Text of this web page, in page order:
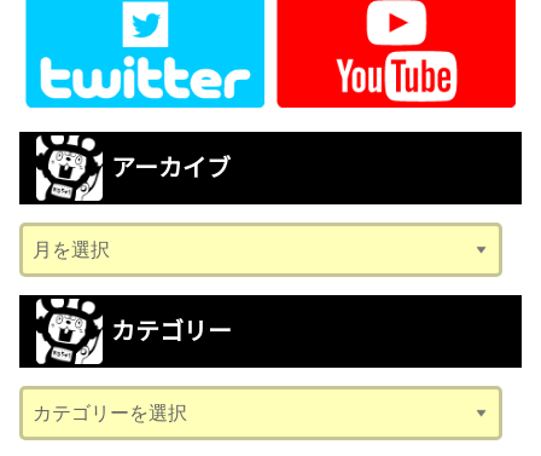
アーカイブ
ー
カ
ブ
カテゴリー
テ